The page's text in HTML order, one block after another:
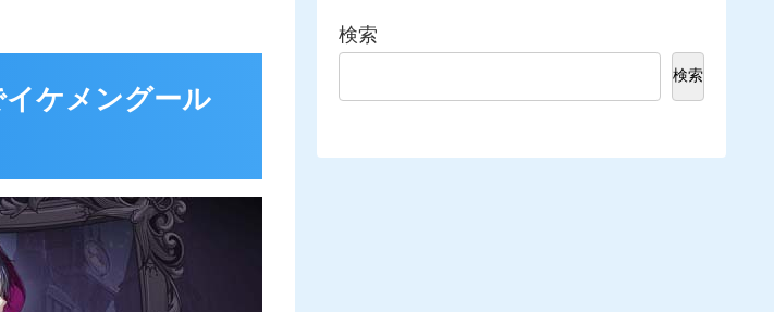
ケメングール
検索
検索